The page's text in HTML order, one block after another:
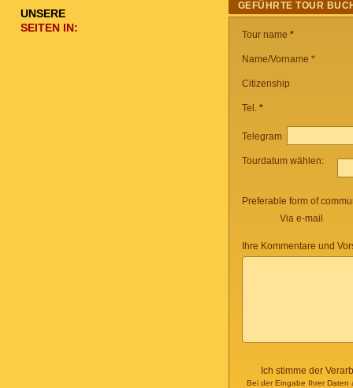
GEFÜHRTE TOUR
Tour name *
Name/Vorname *
Citizenship
Tel. *
Telegram
Tourdatum wählen:
Preferable form of
Via e-mail
Ihre Kommentare und
Ich stimme der
Bei der Eingabe Ihrer Daten
UNSERE
SEITEN IN: